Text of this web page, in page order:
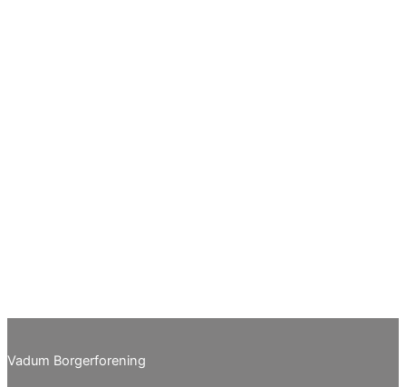
Vadum Borgerforening